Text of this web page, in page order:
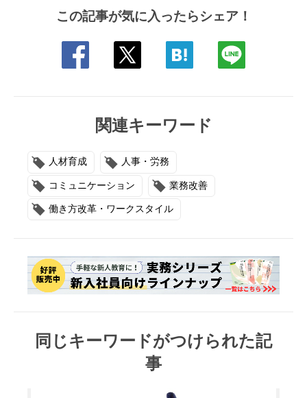
この記事が気に入ったらシェア！
関連キーワード
人材育成 人事・労務
コミュニケーション 業務改善
働き方改革・ワークスタイル
同じキーワードがつけられた記
事